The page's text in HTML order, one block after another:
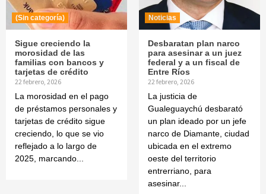
(Sin categoría)
Sigue creciendo la
morosidad de las
familias con bancos y
tarjetas de crédito
22 febrero, 2026
La morosidad en el pago
de préstamos personales y
tarjetas de crédito sigue
creciendo, lo que se vio
reflejado a lo largo de
2025, marcando...
Noticias
Desbaratan plan narco
para asesinar a un juez
federal y a un fiscal de
Entre Ríos
22 febrero, 2026
La justicia de
Gualeguaychú desbarató
un plan ideado por un jefe
narco de Diamante, ciudad
ubicada en el extremo
oeste del territorio
entrerriano, para
asesinar...